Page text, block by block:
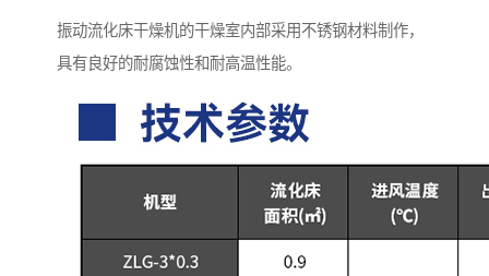
振动流化床干燥机的干燥室内部采用不锈钢材料制作，
具有良好的耐腐蚀性和耐高温性能。